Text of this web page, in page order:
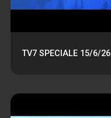
TV7 SPECIALE 15/6/